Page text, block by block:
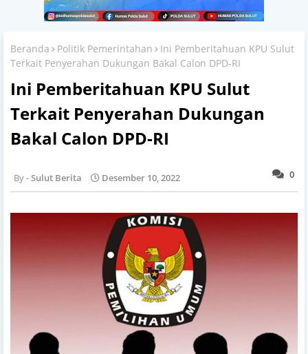
Beranda Politik Pemerintahan
Ini Pemberitahuan KPU Sulut
Terkait Penyerahan Dukungan Bakal Calon DPD-RI
Ini Pemberitahuan KPU Sulut
Terkait Penyerahan Dukungan
Bakal Calon DPD-RI
0
Sulut Berita Desember 10, 2022